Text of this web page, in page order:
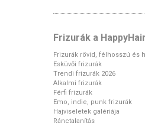
Frizurák a
Frizurák rövid, félhosszú és
Esküvői frizurák
Trendi frizurák 2026
Alkalmi frizurák
Férfi frizurák
Emo, indie, punk frizurák
Hajviseletek galériája
Ránctalanítás